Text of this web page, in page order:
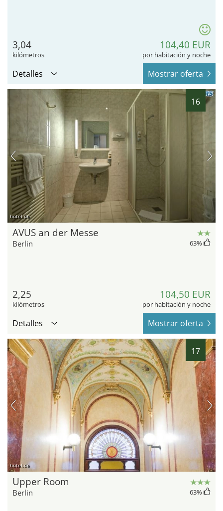
3,04
kilómetros
104,40 EUR
por habitación y noche
Detalles Mostrar oferta
16
hotel.de
AVUS an der Messe
Berlin 63%
2,25
kilómetros
104,50 EUR
por habitación y noche
Detalles Mostrar oferta
17
hotel.de
Upper Room
Berlin 63%